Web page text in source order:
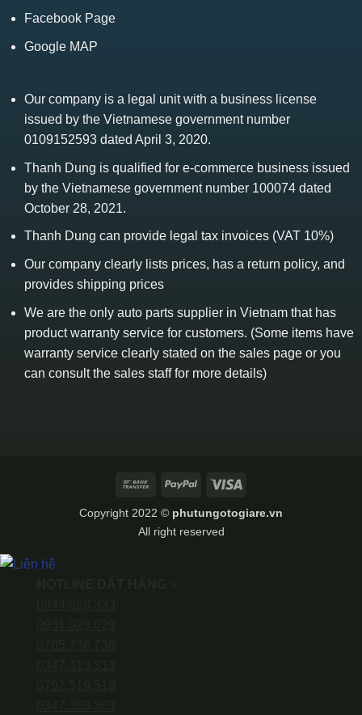
Facebook Page
Google MAP
Our company is a legal unit with a business license
issued by the Vietnamese government number
0109152593 dated April 3, 2020.
Thanh Dung is qualified for e-commerce business issued
by the Vietnamese government number 100074 dated
October 28, 2021.
Thanh Dung can provide legal tax invoices (VAT 10%)
Our company clearly lists prices, has a return policy, and
provides shipping prices
We are the only auto parts supplier in Vietnam that has
product warranty service for customers. (Some items have
warranty service clearly stated on the sales page or you
can consult the sales staff for more details)
Bank
PayPal
Copyright 2022 © phutungotogiare.vn
All right reserved